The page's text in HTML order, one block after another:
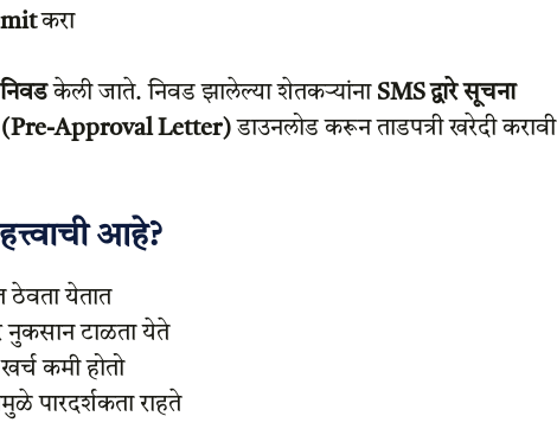
करा
केली जाते. निवड झालेल्या शेतकऱ्यांना SMS द्वारे सूचना
(Pre-Approval Letter)डाउनलोड करून ताडपत्री खरेदी करावी
आहे?
ठेवता येतात
नुकसान टाळता येते
कमी होतो
पारदर्शकता राहते